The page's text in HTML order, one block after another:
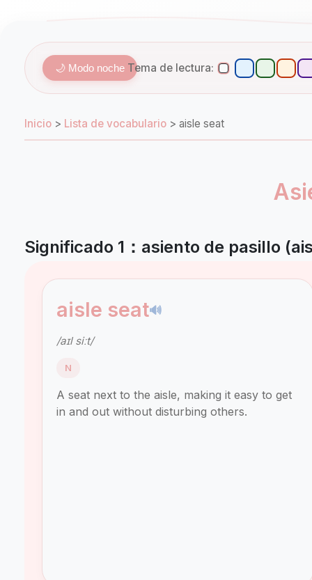
🌙 Modo noche Tema de lectura:
Inicio > Lista de vocabulario > aisle seat
Significado 1：asiento de pasillo
aisle seat🔊
/aɪl siːt/
N
A seat next to the aisle, making it easy to get
in and out without disturbing others.